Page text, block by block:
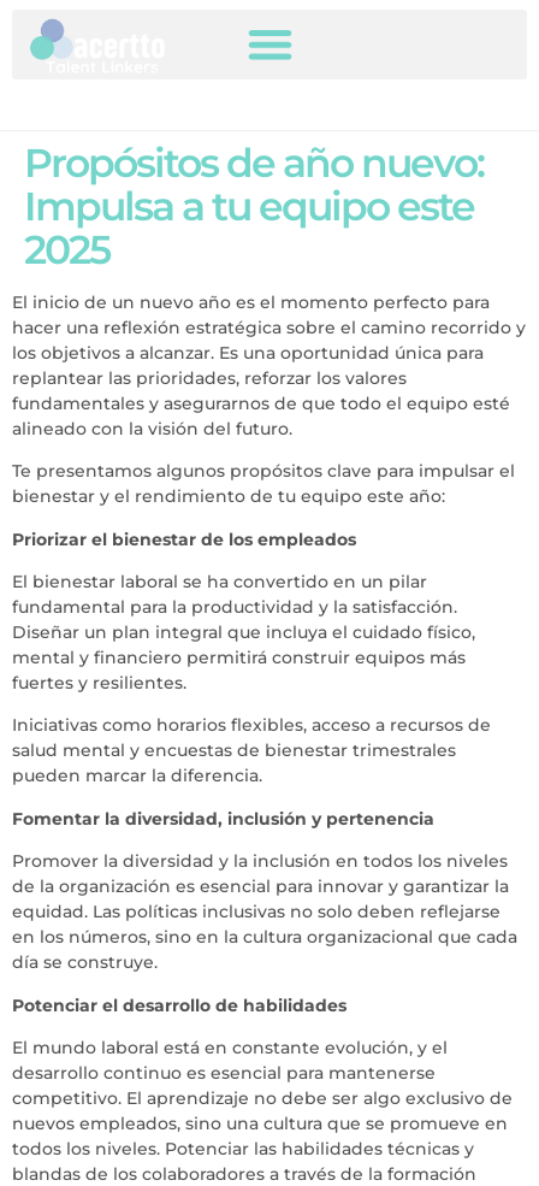
Propósitos de año nuevo:
Impulsa a tu equipo este
2025
El inicio de un nuevo año es el momento perfecto para
hacer una reflexión estratégica sobre el camino recorrido y
los objetivos a alcanzar. Es una oportunidad única para
replantear las prioridades, reforzar los valores
fundamentales y asegurarnos de que todo el equipo esté
alineado con la visión del futuro.
Te presentamos algunos propósitos clave para impulsar el
bienestar y el rendimiento de tu equipo este año:
Priorizar el bienestar de los empleados
El bienestar laboral se ha convertido en un pilar
fundamental para la productividad y la satisfacción.
Diseñar un plan integral que incluya el cuidado físico,
mental y financiero permitirá construir equipos más
fuertes y resilientes.
Iniciativas como horarios flexibles, acceso a recursos de
salud mental y encuestas de bienestar trimestrales
pueden marcar la diferencia.
Fomentar la diversidad, inclusión y pertenencia
Promover la diversidad y la inclusión en todos los niveles
de la organización es esencial para innovar y garantizar la
equidad. Las políticas inclusivas no solo deben reflejarse
en los números, sino en la cultura organizacional que cada
día se construye.
Potenciar el desarrollo de habilidades
El mundo laboral está en constante evolución, y el
desarrollo continuo es esencial para mantenerse
competitivo. El aprendizaje no debe ser algo exclusivo de
nuevos empleados, sino una cultura que se promueve en
todos los niveles. Potenciar las habilidades técnicas y
blandas de los colaboradores a través de la formación